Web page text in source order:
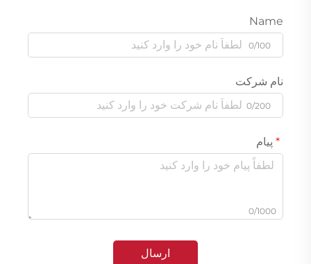
Name
0/100
نام شرکت
0/200
پیام
0/1000
ارسال